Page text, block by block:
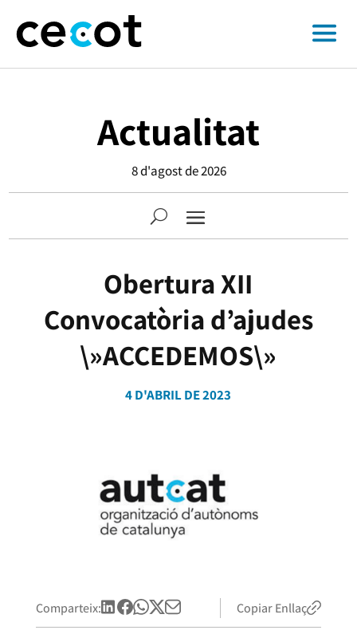
Actualitat
8 d'agost de 2026
Obertura XII
Convocatòria d’ajudes
\»ACCEDEMOS\»
4 D'ABRIL DE 2023
Comparteix: Copiar Enllaç